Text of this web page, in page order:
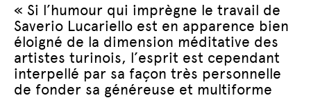
« Si l’humour qui imprègne le travail de
Saverio Lucariello est en apparence bien
éloigné de la dimension méditative des
artistes turinois, l’esprit est cependant
interpellé par sa façon très personnelle
de fonder sa généreuse et multiforme